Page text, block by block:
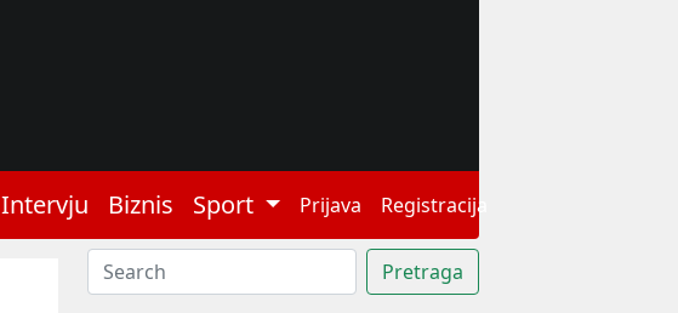
Intervju Biznis Sport Prijava Registracija